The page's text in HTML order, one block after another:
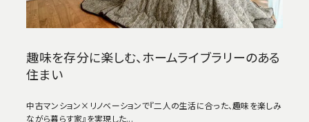
趣味を存分に楽しむ、ホームライブラリーのある
住まい
中古マンション×リノベーションで『二人の生活に合った、趣味を楽しみ
ながら暮らす家』を実現した...